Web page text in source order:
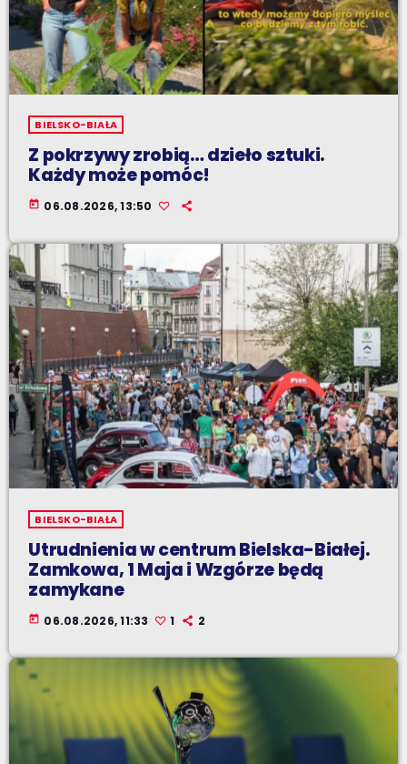
BIELSKO-BIAŁA
Z pokrzywy zrobią… dzieło sztuki.
Każdy może pomóc!
today 06.08.2026, 13:50
BIELSKO-BIAŁA
Utrudnienia w centrum Bielska-Białej.
Zamkowa, 1 Maja i Wzgórze będą
zamykane
today 06.08.2026, 11:33 1 2